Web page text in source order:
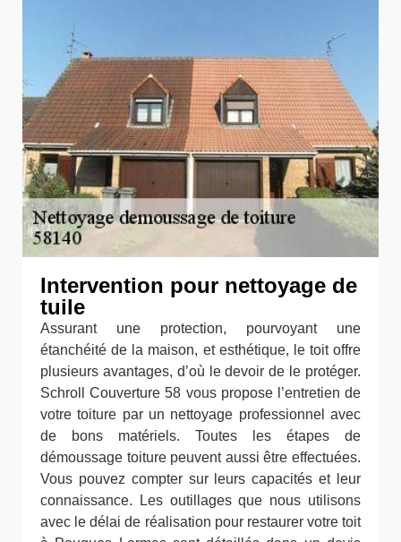
Intervention pour nettoyage de
tuile
Assurant une protection, pourvoyant une
étanchéité de la maison, et esthétique, le toit offre
plusieurs avantages, d’où le devoir de le protéger.
Schroll Couverture 58 vous propose l’entretien de
votre toiture par un nettoyage professionnel avec
de bons matériels. Toutes les étapes de
démoussage toiture peuvent aussi être effectuées.
Vous pouvez compter sur leurs capacités et leur
connaissance. Les outillages que nous utilisons
avec le délai de réalisation pour restaurer votre toit